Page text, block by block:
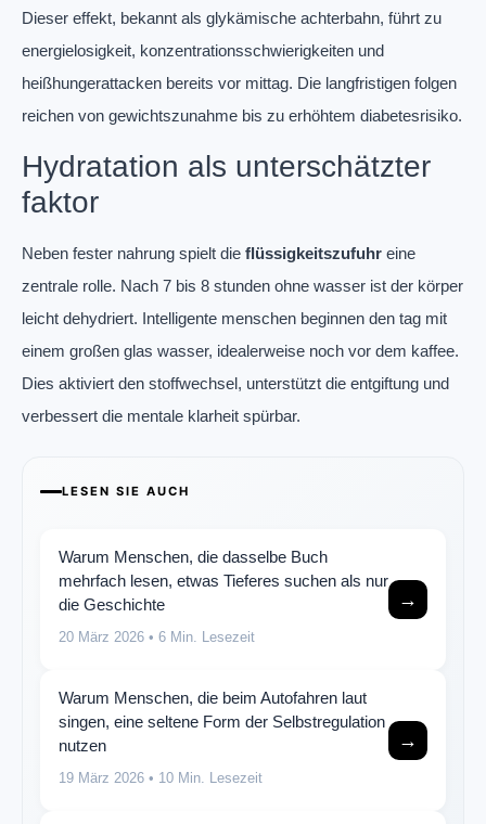
Dieser effekt, bekannt als glykämische achterbahn, führt zu
energielosigkeit, konzentrationsschwierigkeiten und
heißhungerattacken bereits vor mittag. Die langfristigen folgen
reichen von gewichtszunahme bis zu erhöhtem diabetesrisiko.
Hydratation als unterschätzter
faktor
Neben fester nahrung spielt die flüssigkeitszufuhr eine
zentrale rolle. Nach 7 bis 8 stunden ohne wasser ist der körper
leicht dehydriert. Intelligente menschen beginnen den tag mit
einem großen glas wasser, idealerweise noch vor dem kaffee.
Dies aktiviert den stoffwechsel, unterstützt die entgiftung und
verbessert die mentale klarheit spürbar.
LESEN SIE AUCH
Warum Menschen, die dasselbe Buch
mehrfach lesen, etwas Tieferes suchen als nur
die Geschichte
20 März 2026 • 6 Min. Lesezeit
→
Warum Menschen, die beim Autofahren laut
singen, eine seltene Form der Selbstregulation
nutzen
19 März 2026 • 10 Min. Lesezeit
→